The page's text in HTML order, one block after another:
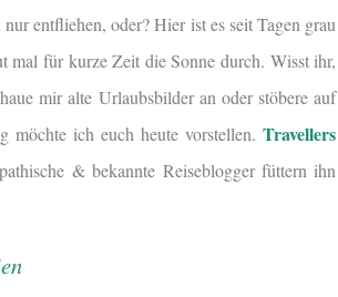
entfliehen, oder? Hier ist es seit Tagen grau
mal für kurze Zeit die Sonne durch. Wisst ihr,
mir alte Urlaubsbilder an oder stöbere auf
möchte ich euch heute vorstellen.Travellers
& bekannte Reiseblogger füttern ihn